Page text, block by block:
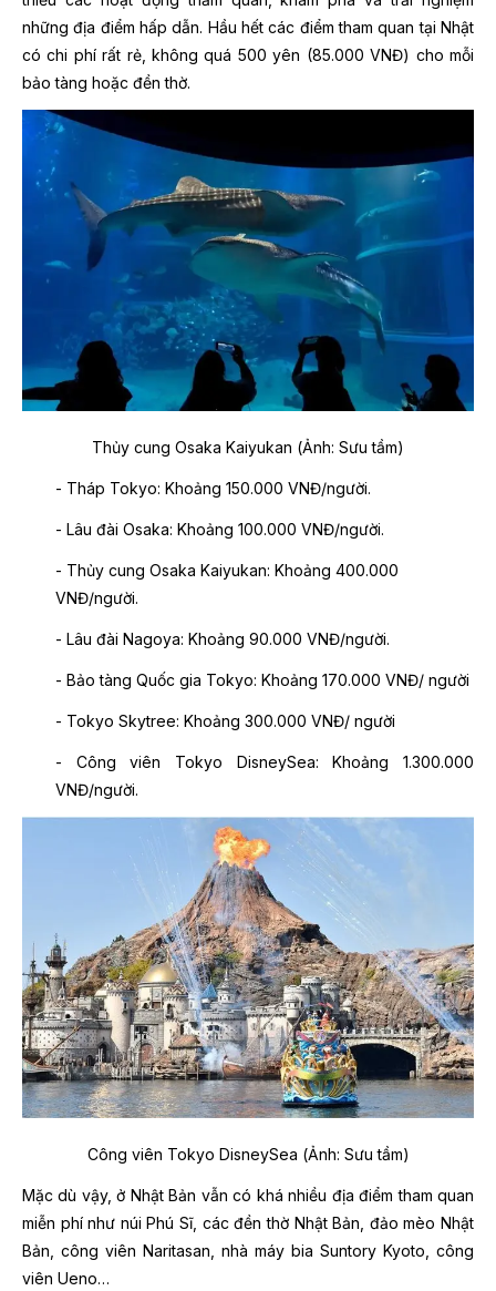
những địa điểm hấp dẫn. Hầu hết các điểm tham quan tại Nhật
có chi phí rất rẻ, không quá 500 yên (85.000 VNĐ) cho mỗi
bảo tàng hoặc đền thờ.
Thủy cung Osaka Kaiyukan (Ảnh: Sưu tầm)
- Tháp Tokyo: Khoảng 150.000 VNĐ/người.
- Lâu đài Osaka: Khoảng 100.000 VNĐ/người.
- Thủy cung Osaka Kaiyukan: Khoảng 400.000
VNĐ/người.
- Lâu đài Nagoya: Khoảng 90.000 VNĐ/người.
- Bảo tàng Quốc gia Tokyo: Khoảng 170.000 VNĐ/ người
- Tokyo Skytree: Khoảng 300.000 VNĐ/ người
- Công viên Tokyo DisneySea: Khoảng 1.300.000
VNĐ/người.
Công viên Tokyo DisneySea (Ảnh: Sưu tầm)
Mặc dù vậy, ở Nhật Bản vẫn có khá nhiều địa điểm tham quan
miễn phí như núi Phú Sĩ, các đền thờ Nhật Bản, đảo mèo Nhật
Bản, công viên Naritasan, nhà máy bia Suntory Kyoto, công
viên Ueno…